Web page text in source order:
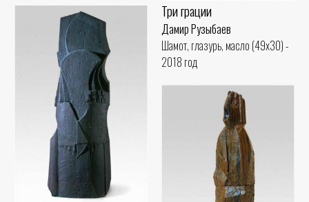
Три грации
Дамир Рузыбаев
Шамот, глазурь, масло (49x30) -
2018 год